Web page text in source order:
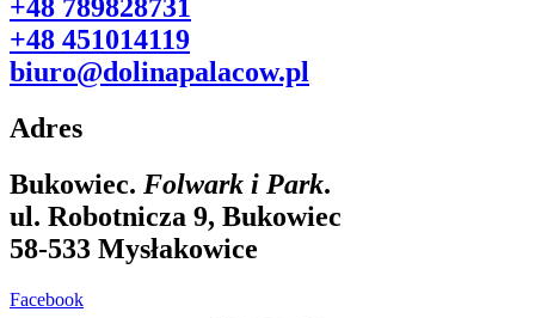
+48 789828731
+48 451014119
biuro@dolinapalacow.pl
Adres
Bukowiec. Folwark i Park.
ul. Robotnicza 9, Bukowiec
58-533 Mysłakowice
Facebook